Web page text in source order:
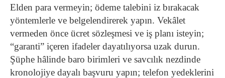
Elden para vermeyin; ödeme talebini iz bırakacak
yöntemlerle ve belgelendirerek yapın. Vekâlet
vermeden önce ücret sözleşmesi ve iş planı isteyin;
“garanti” içeren ifadeler dayatılıyorsa uzak durun.
Şüphe hâlinde baro birimleri ve savcılık nezdinde
kronolojiye dayalı başvuru yapın; telefon yedeklerini